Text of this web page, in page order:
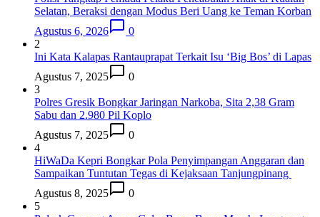
Selatan, Beraksi dengan Modus Beri Uang ke Teman Korban
Agustus 6, 2026
0
2
Ini Kata Kalapas Rantauprapat Terkait Isu ‘Big Bos’ di Lapas
Agustus 7, 2025
0
3
Polres Gresik Bongkar Jaringan Narkoba, Sita 2,38 Gram
Sabu dan 2.980 Pil Koplo
Agustus 7, 2025
0
4
HiWaDa Kepri Bongkar Pola Penyimpangan Anggaran dan
Sampaikan Tuntutan Tegas di Kejaksaan Tanjungpinang
Agustus 8, 2025
0
5